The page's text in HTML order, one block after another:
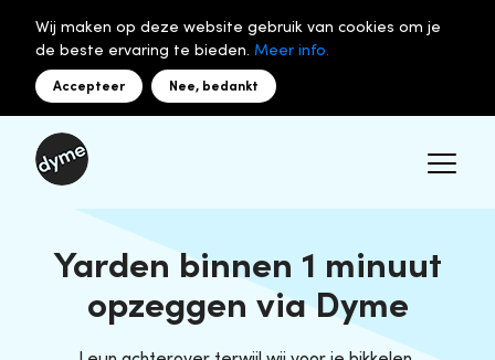
Wij maken op deze website gebruik van cookies om je
de beste ervaring te bieden. Meer info.
Accepteer Nee, bedankt
Yarden binnen 1 minuut
opzeggen via Dyme